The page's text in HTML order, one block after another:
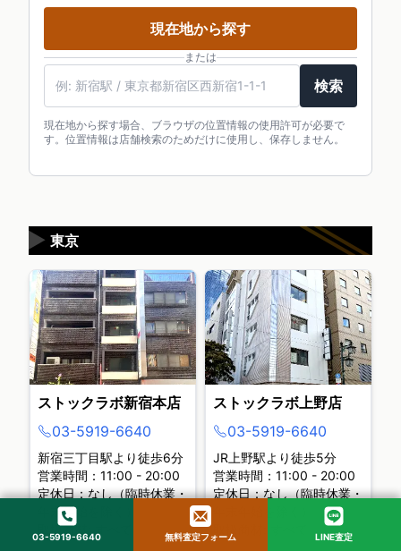
現在地から探す
または
検索
現在地から探す場合、ブラウザの位置情報の使用許可が必要で
す。位置情報は店舗検索のためだけに使用し、保存しません。
東京
▶
ストックラボ新宿本店
03-5919-6640
新宿三丁目駅より徒歩6分
営業時間：11:00 - 20:00
定休日：なし（臨時休業・
年末年始を除く）
取扱商材: すべて
ストックラボ上野店
03-5919-6640
JR上野駅より徒歩5分
営業時間：11:00 - 20:00
定休日：なし（臨時休業・
03-5919-6640 無料査定フォーム LINE査定